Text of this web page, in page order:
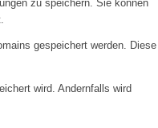
zu speichern. Sie können
gespeichert werden. Diese
wird. Andernfalls wird